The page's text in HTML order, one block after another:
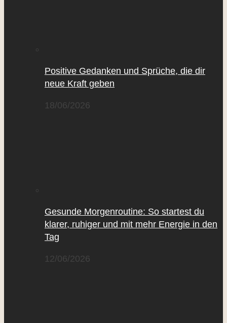
Positive Gedanken und Sprüche, die dir
neue Kraft geben
18/06/2026
Gesunde Morgenroutine: So startest du
klarer, ruhiger und mit mehr Energie in den
Tag
12/06/2026